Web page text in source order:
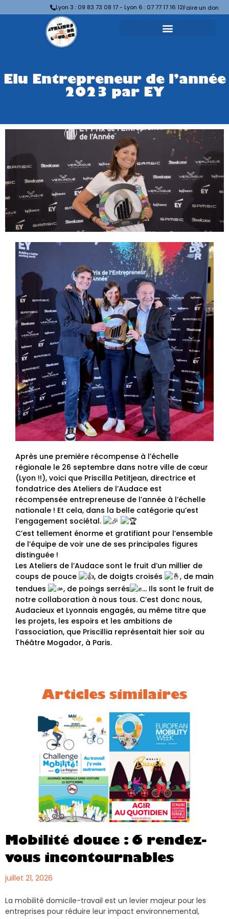
Lyon 3 : 09 83 73 08 17 - Lyon 6 : 07 77 17 16 12Faire un don
Elu Entrepreneur de l’année
2023 par EY
Après une première récompense à l’échelle
régionale le 26 septembre dans notre ville de cœur
(Lyon !!), voici que Priscilla Petitjean, directrice et
fondatrice des Ateliers de l’Audace est
récompensée entrepreneuse de l’année à l’échelle
nationale ! Et cela, dans la belle catégorie qu’est
l’engagement sociétal.
C’est tellement énorme et gratifiant pour l’ensemble
de l’équipe de voir une de ses principales figures
distinguée !
Les Ateliers de l’Audace sont le fruit d’un millier de
coups de pouce
, de doigts croisés
, de main
tendues
, de poings serrés
… Ils sont le fruit de
notre collaboration à nous tous. C’est donc nous,
Audacieux et Lyonnais engagés, au même titre que
les projets, les espoirs et les ambitions de
l’association, que Priscillia représentait hier soir au
Théâtre Mogador, à Paris.
Articles similaires
Mobilité douce : 6 rendez-
vous incontournables
juillet 21, 2026
La mobilité domicile-travail est un levier majeur pour les
entreprises pour réduire leur impact environnemental,